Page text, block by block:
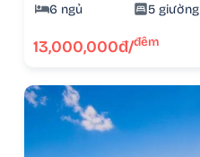
6 ngủ 5 giường
13,000,000đ/đêm